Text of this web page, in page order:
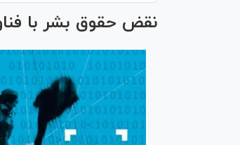
نقض حقوق بشر با